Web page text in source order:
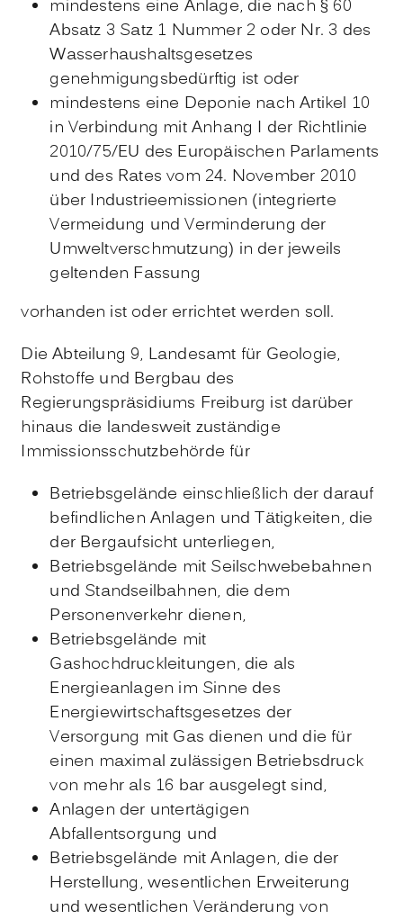
mindestens eine Anlage, die nach § 60
Absatz 3 Satz 1 Nummer 2 oder Nr. 3 des
Wasserhaushaltsgesetzes
genehmigungsbedürftig ist oder
mindestens eine Deponie nach Artikel 10
in Verbindung mit Anhang I der Richtlinie
2010/75/EU des Europäischen Parlaments
und des Rates vom 24. November 2010
über Industrieemissionen (integrierte
Vermeidung und Verminderung der
Umweltverschmutzung) in der jeweils
geltenden Fassung
vorhanden ist oder errichtet werden soll.
Die Abteilung 9, Landesamt für Geologie,
Rohstoffe und Bergbau des
Regierungspräsidiums Freiburg ist darüber
hinaus die landesweit zuständige
Immissionsschutzbehörde für
Betriebsgelände einschließlich der darauf
befindlichen Anlagen und Tätigkeiten, die
der Bergaufsicht unterliegen,
Betriebsgelände mit Seilschwebebahnen
und Standseilbahnen, die dem
Personenverkehr dienen,
Betriebsgelände mit
Gashochdruckleitungen, die als
Energieanlagen im Sinne des
Energiewirtschaftsgesetzes der
Versorgung mit Gas dienen und die für
einen maximal zulässigen Betriebsdruck
von mehr als 16 bar ausgelegt sind,
Anlagen der untertägigen
Abfallentsorgung und
Betriebsgelände mit Anlagen, die der
Herstellung, wesentlichen Erweiterung
und wesentlichen Veränderung von